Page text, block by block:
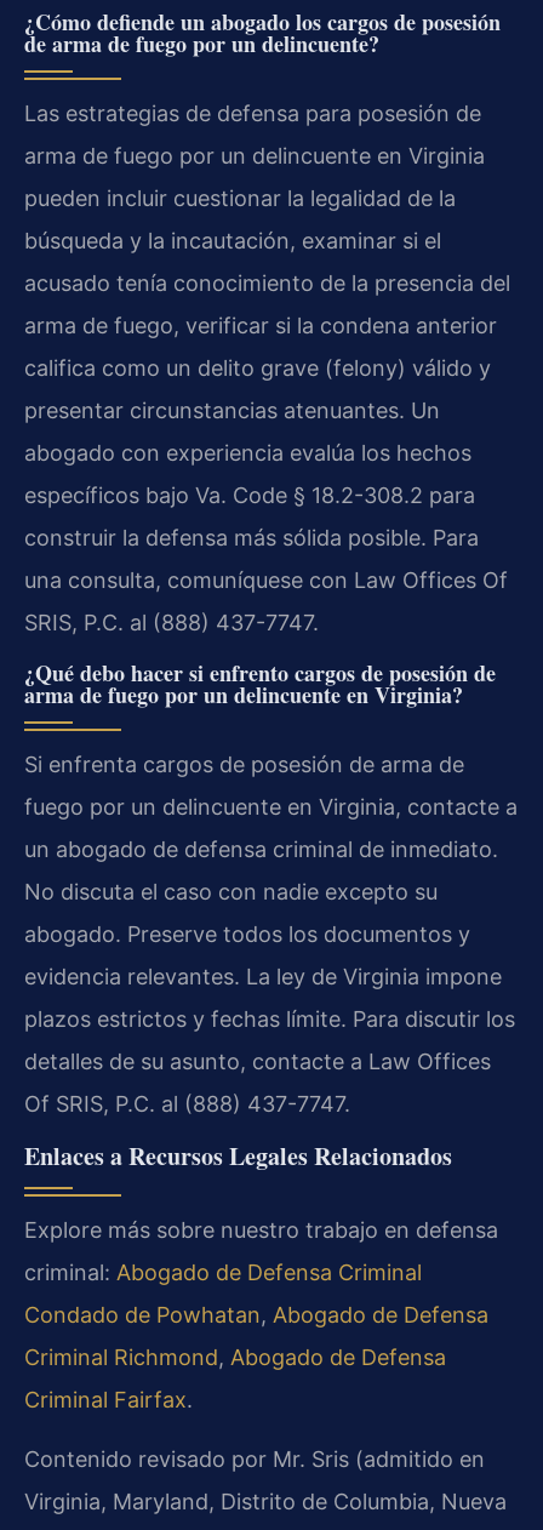
¿Cómo defiende un abogado los cargos de posesión
de arma de fuego por un delincuente?
Las estrategias de defensa para posesión de
arma de fuego por un delincuente en Virginia
pueden incluir cuestionar la legalidad de la
búsqueda y la incautación, examinar si el
acusado tenía conocimiento de la presencia del
arma de fuego, verificar si la condena anterior
califica como un delito grave (felony) válido y
presentar circunstancias atenuantes. Un
abogado con experiencia evalúa los hechos
específicos bajo Va. Code § 18.2-308.2 para
construir la defensa más sólida posible. Para
una consulta, comuníquese con Law Offices Of
SRIS, P.C. al (888) 437-7747.
¿Qué debo hacer si enfrento cargos de posesión de
arma de fuego por un delincuente en Virginia?
Si enfrenta cargos de posesión de arma de
fuego por un delincuente en Virginia, contacte a
un abogado de defensa criminal de inmediato.
No discuta el caso con nadie excepto su
abogado. Preserve todos los documentos y
evidencia relevantes. La ley de Virginia impone
plazos estrictos y fechas límite. Para discutir los
detalles de su asunto, contacte a Law Offices
Of SRIS, P.C. al (888) 437-7747.
Enlaces a Recursos Legales Relacionados
Explore más sobre nuestro trabajo en defensa
criminal: Abogado de Defensa Criminal
Condado de Powhatan, Abogado de Defensa
Criminal Richmond, Abogado de Defensa
Criminal Fairfax.
Contenido revisado por Mr. Sris (admitido en
Virginia, Maryland, Distrito de Columbia, Nueva